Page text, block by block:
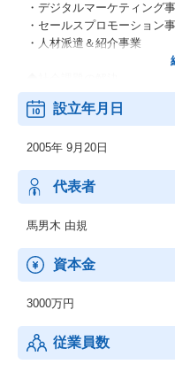
・デジタルマーケティング
・セールスプロモーション
・人材派遣＆紹介事業
・福祉DX事業
・サテライトオフィス型の
設立年月日
2005年 9月20日
代表者
馬男木 由規
資本金
3000万円
従業員数